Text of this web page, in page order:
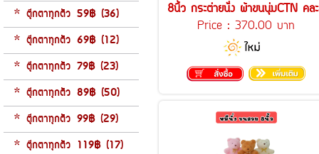
* ตุ๊กตาทุกตัว 59฿ (36)
* ตุ๊กตาทุกตัว 69฿ (12)
* ตุ๊กตาทุกตัว 79฿ (23)
* ตุ๊กตาทุกตัว 89฿ (50)
* ตุ๊กตาทุกตัว 99฿ (29)
* ตุ๊กตาทุกตัว 119฿ (17)
8นิ้ว กระต่ายนั่ง ผ้าขนนุ่มCTN คล
Price : 370.00 บาท